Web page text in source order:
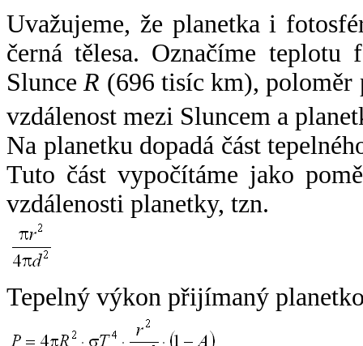
Uvažujeme, že planetka i
černá tělesa. Označíme
SlunceR (696 tisíc km),
vzdálenost mezi Sluncem a
Na planetku dopadá část
Tuto část vypočítáme jako
vzdálenosti planetky, tzn.
Tepelný výkon přijímaný